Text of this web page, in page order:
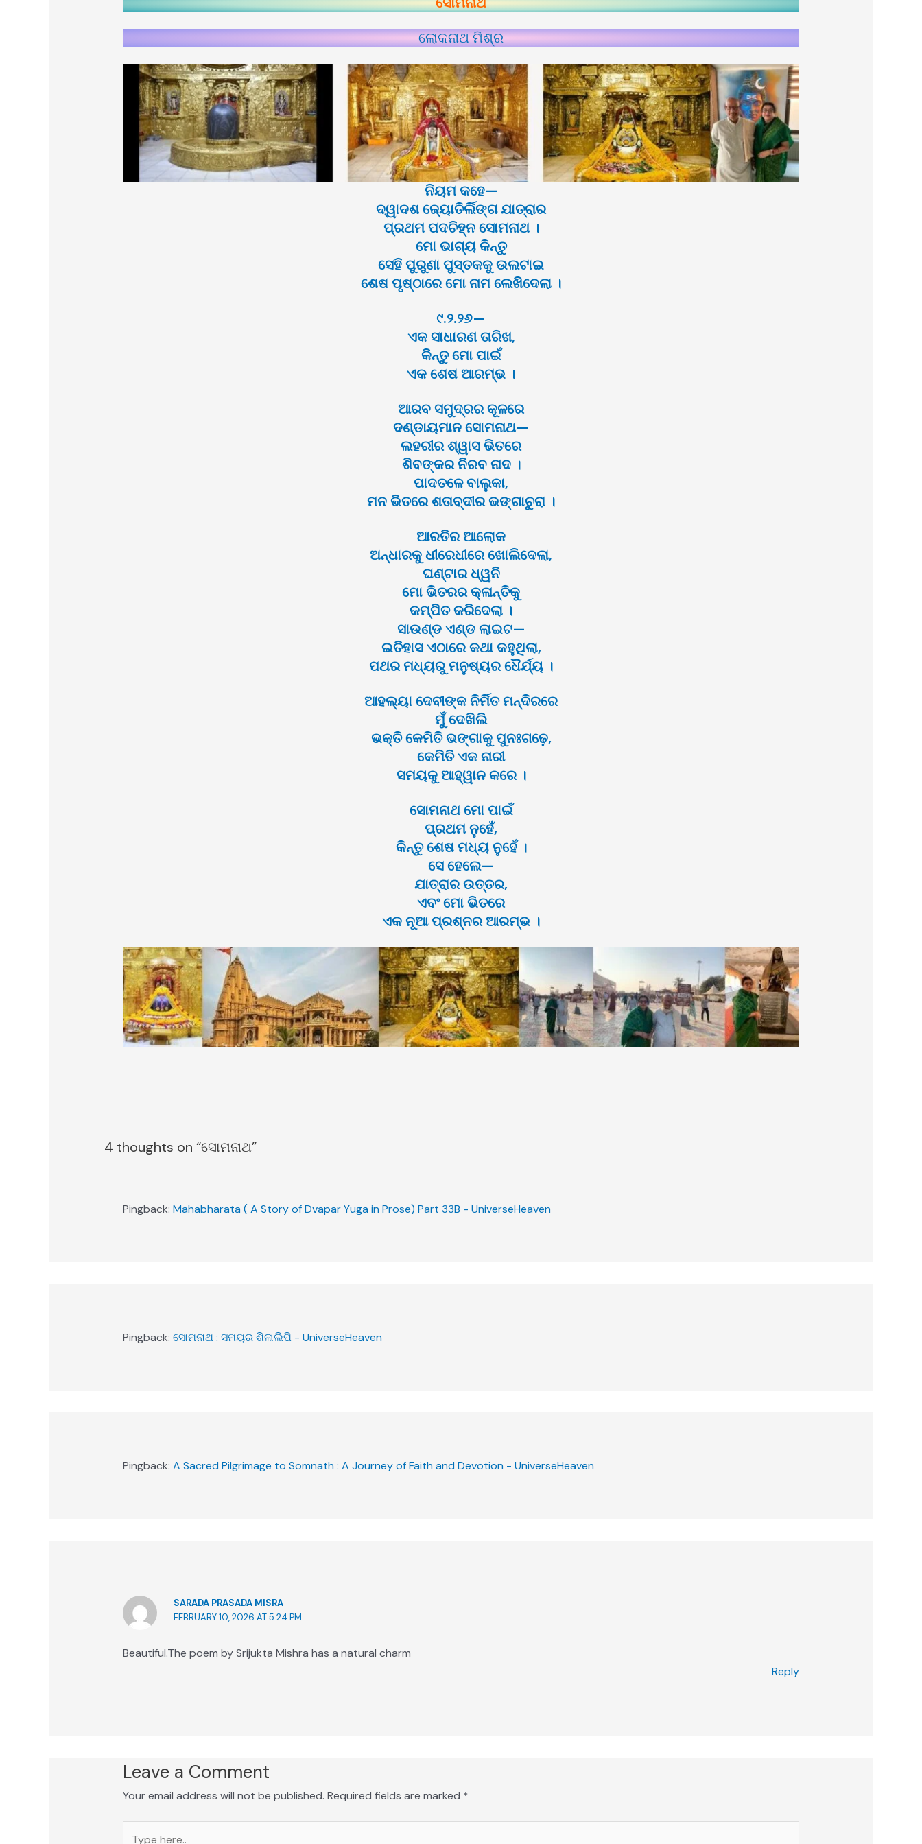
ଲୋକନାଥ ମିଶ୍ର
ନିୟମ କହେ—
ଦ୍ୱାଦଶ ଜ୍ୟୋତିର୍ଲିଙ୍ଗ ଯାତ୍ରାର
ପ୍ରଥମ ପଦଚିହ୍ନ ସୋମନାଥ ।
ମୋ ଭାଗ୍ୟ କିନ୍ତୁ
ସେହି ପୁରୁଣା ପୁସ୍ତକକୁ ଉଲଟାଇ
ଶେଷ ପୃଷ୍ଠାରେ ମୋ ନାମ ଲେଖିଦେଲା ।
୯.୨.୨୬—
ଏକ ସାଧାରଣ ତାରିଖ,
କିନ୍ତୁ ମୋ ପାଇଁ
ଏକ ଶେଷ ଆରମ୍ଭ ।
ଆରବ ସମୁଦ୍ରର କୂଳରେ
ଦଣ୍ଡାୟମାନ ସୋମନାଥ—
ଲହରୀର ଶ୍ୱାସ ଭିତରେ
ଶିବଙ୍କର ନିରବ ନାଦ ।
ପାଦତଳେ ବାଲୁକା,
ମନ ଭିତରେ ଶତାବ୍ଦୀର ଭଙ୍ଗାଚୁରା ।
ଆରତିର ଆଲୋକ
ଅନ୍ଧାରକୁ ଧୀରେଧୀରେ ଖୋଲିଦେଲା,
ଘଣ୍ଟାର ଧ୍ୱନି
ମୋ ଭିତରର କ୍ଳାନ୍ତିକୁ
କମ୍ପିତ କରିଦେଲା ।
ସାଉଣ୍ଡ ଏଣ୍ଡ ଲାଇଟ—
ଇତିହାସ ଏଠାରେ କଥା କହୁଥିଲା,
ପଥର ମଧ୍ୟରୁ ମନୁଷ୍ୟର ଧୈର୍ଯ୍ୟ ।
ଆହଲ୍ୟା ଦେବୀଙ୍କ ନିର୍ମିତ ମନ୍ଦିରରେ
ମୁଁ ଦେଖିଲି
ଭକ୍ତି କେମିତି ଭଙ୍ଗାକୁ ପୁନଃଗଢ଼େ,
କେମିତି ଏକ ନାରୀ
ସମୟକୁ ଆହ୍ୱାନ କରେ ।
ସୋମନାଥ ମୋ ପାଇଁ
ପ୍ରଥମ ନୁହେଁ,
କିନ୍ତୁ ଶେଷ ମଧ୍ୟ ନୁହେଁ ।
ସେ ହେଲେ—
ଯାତ୍ରାର ଉତ୍ତର,
ଏବଂ ମୋ ଭିତରେ
ଏକ ନୂଆ ପ୍ରଶ୍ନର ଆରମ୍ଭ ।
4 thoughts on “ସୋମନାଥ”
Pingback: Mahabharata ( A Story of Dvapar Yuga in Prose) Part 33B - UniverseHeaven
Pingback: ସୋମନାଥ : ସମୟର ଶିଳାଲିପି - UniverseHeaven
Pingback: A Sacred Pilgrimage to Somnath : A Journey of Faith and Devotion - UniverseHeaven
SARADA PRASADA MISRA
FEBRUARY 10, 2026 AT 5:24 PM
Beautiful.The poem by Srijukta Mishra has a natural charm
Reply
Leave a Comment
Your email address will not be published. Required fields are marked *